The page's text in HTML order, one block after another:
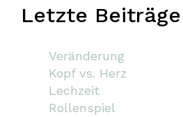
Letzte Beiträge
Veränderung
Kopf vs. Herz
Lechzeit
Rollenspiel